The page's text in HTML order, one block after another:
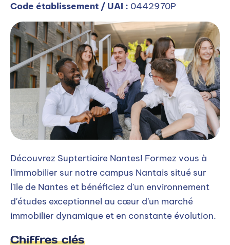
Code établissement / UAI : 0442970P
Découvrez Suptertiaire Nantes! Formez vous à
l'immobilier sur notre campus Nantais situé sur
l'Ile de Nantes et bénéficiez d'un environnement
d'études exceptionnel au cœur d'un marché
immobilier dynamique et en constante évolution.
Chiffres clés